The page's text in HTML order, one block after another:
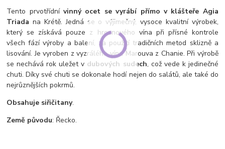
Tento prvotřídní vinný ocet se vyrábí přímo v klášteře Agia
Triada na Krétě. Jedná se o výjimečný, vysoce kvalitní výrobek,
který se získává pouze z hroznového vína při přísné kontrole
všech fází výroby a balení, za použití tradičních metod sklizně a
lisování. Je vyroben z vyzrálého vína Marouva z Chanie. Při výrobě
se nechává rok uležet v dubových sudech, což vede k jedinečné
chuti. Díky své chuti se dokonale hodí nejen do salátů, ale také do
nejrůznějších pokrmů.
Obsahuje siřičitany.
Země původu: Řecko.